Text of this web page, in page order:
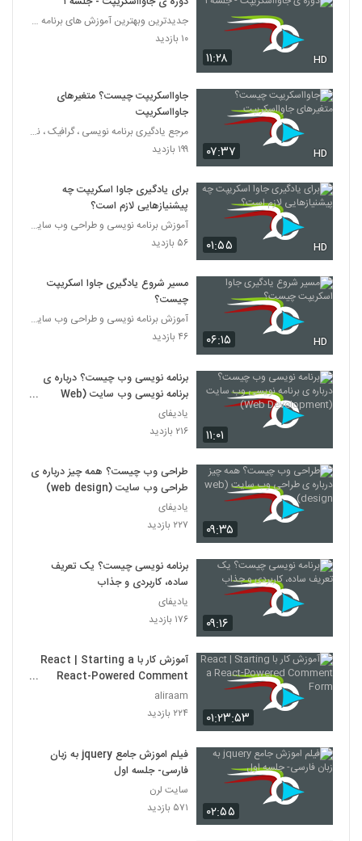
۳۹۶ بازدید
۱۱:۲۸ HD
جدیدترین وبهترین آموزش های برنامه نویسی به زبان فا
۱۰ بازدید
۰۷:۳۷ HD
جاوااسکریپت چیست؟ متغیرهای
جاوااسکریپت
مرجع یادگیری برنامه نویسی ، گرافیک ، نرم افزار های
۱۹۹ بازدید
۰۱:۵۵ HD
برای یادگیری جاوا اسکریپت چه
پیشنیازهایی لازم است؟
آموزش برنامه نویسی و طراحی وب سایت
۵۶ بازدید
۰۶:۱۵ HD
مسیر شروع یادگیری جاوا اسکریپت
چیست؟
آموزش برنامه نویسی و طراحی وب سایت
۴۶ بازدید
۱۱:۰۱
برنامه نویسی وب چیست؟ درباره ی
برنامه نویسی وب سایت (Web
Development)
یادیفای
۲۱۶ بازدید
۰۹:۳۵
طراحی وب چیست؟ همه چیز درباره ی
طراحی وب سایت (web design)
یادیفای
۲۲۷ بازدید
۰۹:۱۶
برنامه نویسی چیست؟ یک تعریف
ساده، کاربردی و جذاب
یادیفای
۱۷۶ بازدید
۰۱:۲۳:۵۳
آموزش کار با React | Starting a
React-Powered Comment
Form
aliraam
۲۲۴ بازدید
۰۲:۵۵
فیلم اموزش جامع jquery به زبان
فارسی- جلسه اول
سایت لرن
۵۷۱ بازدید